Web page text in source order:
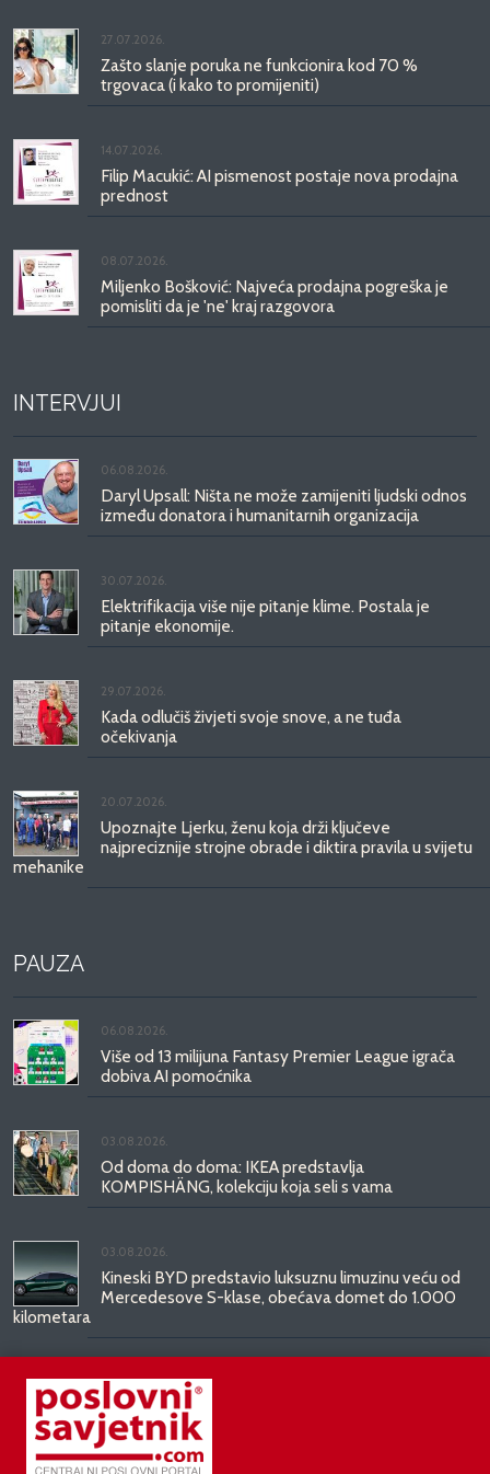
27.07.2026.
Zašto slanje poruka ne funkcionira kod 70 %
trgovaca (i kako to promijeniti)
14.07.2026.
Filip Macukić: AI pismenost postaje nova prodajna
prednost
08.07.2026.
Miljenko Bošković: Najveća prodajna pogreška je
pomisliti da je 'ne' kraj razgovora
INTERVJUI
06.08.2026.
Daryl Upsall: Ništa ne može zamijeniti ljudski odnos
između donatora i humanitarnih organizacija
30.07.2026.
Elektrifikacija više nije pitanje klime. Postala je
pitanje ekonomije.
29.07.2026.
Kada odlučiš živjeti svoje snove, a ne tuđa
očekivanja
20.07.2026.
Upoznajte Ljerku, ženu koja drži ključeve
najpreciznije strojne obrade i diktira pravila u svijetu
mehanike
PAUZA
06.08.2026.
Više od 13 milijuna Fantasy Premier League igrača
dobiva AI pomoćnika
03.08.2026.
Od doma do doma: IKEA predstavlja
KOMPISHÄNG, kolekciju koja seli s vama
03.08.2026.
Kineski BYD predstavio luksuznu limuzinu veću od
Mercedesove S-klase, obećava domet do 1.000
kilometara
31.07.2026.
Najbrži studentski bolidi svijeta stižu u Mičevec